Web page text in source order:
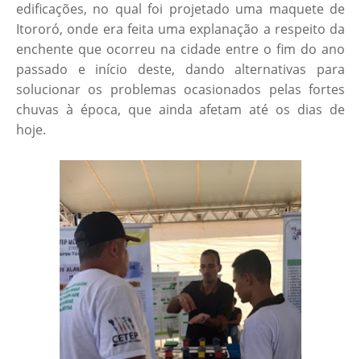
edificações, no qual foi projetado uma maquete de
Itororó, onde era feita uma explanação a respeito da
enchente que ocorreu na cidade entre o fim do ano
passado e início deste, dando alternativas para
solucionar os problemas ocasionados pelas fortes
chuvas à época, que ainda afetam até os dias de
hoje.